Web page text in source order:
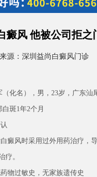
癜风 他被公司拒之
来源： 深圳益尚白癜风门诊
名），男，23岁，广东汕
斑1年2个月
风时采用过外用药治疗，导
疗。
过敏史，无家族遗传史